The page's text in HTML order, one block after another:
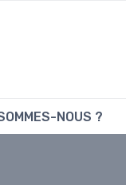
NOUS ?